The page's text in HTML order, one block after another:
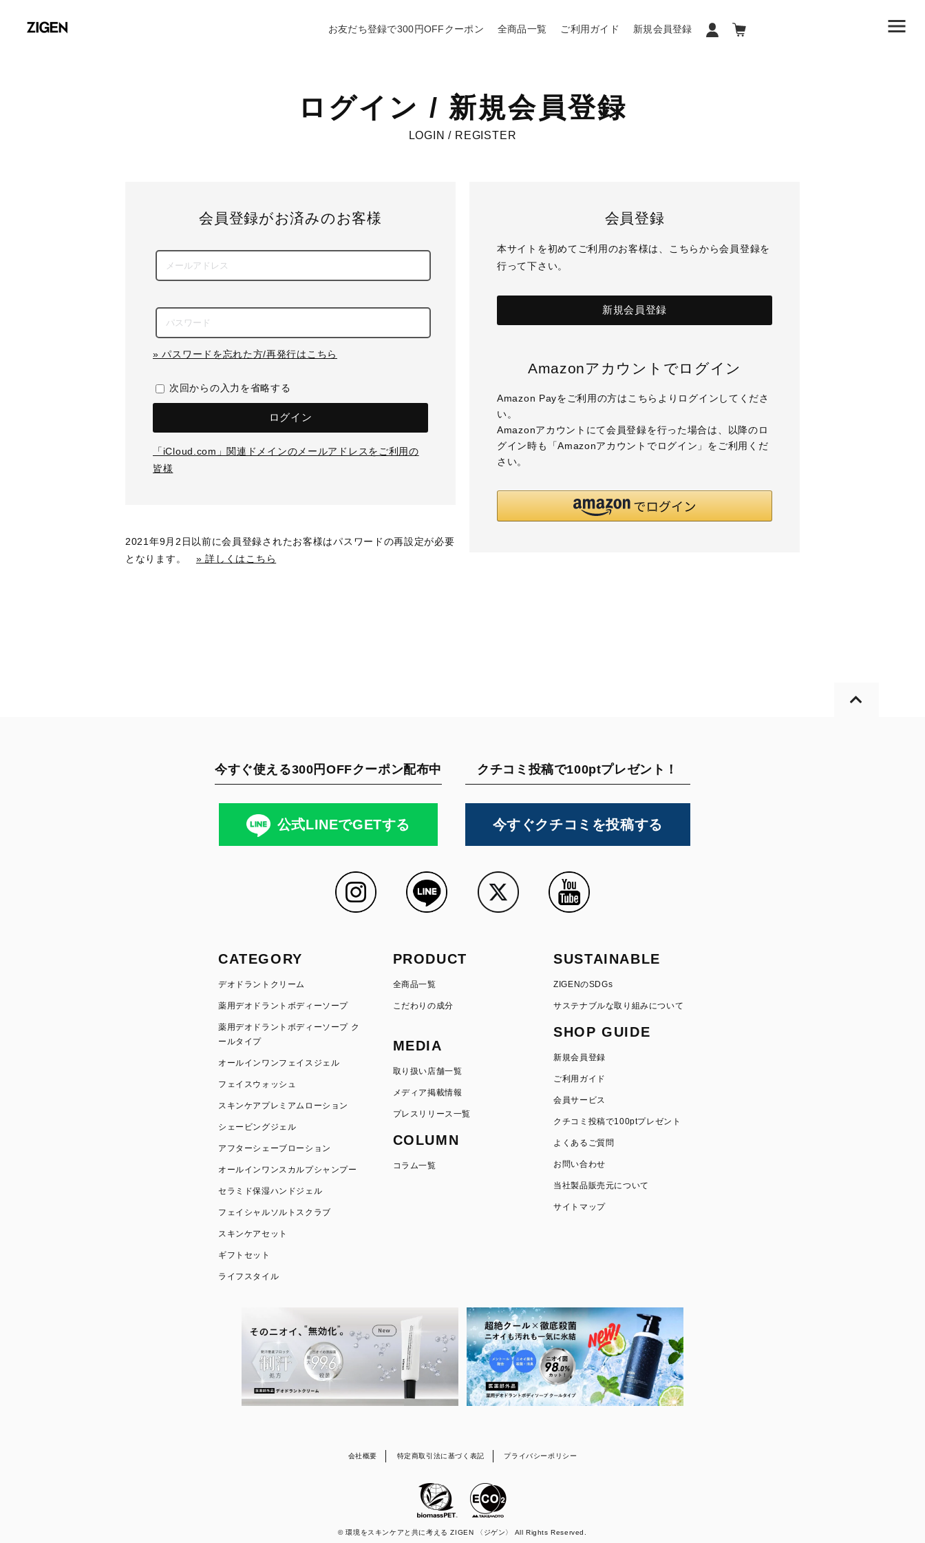
お友だち登録で300円OFFクーポン 全商品一覧 ご利用ガイド 新規会員登録
ログイン / 新規会員登録
LOGIN / REGISTER
会員登録がお済みのお客様
» パスワードを忘れた方/再発行はこちら
次回からの入力を省略する
ログイン
「iCloud.com」関連ドメインのメールアドレスをご利用の
皆様
会員登録
本サイトを初めてご利用のお客様は、こちらから会員登録を
行って下さい。
新規会員登録
Amazonアカウントでログイン
Amazon Payをご利用の方はこちらよりログインしてくださ
い。
Amazonアカウントにて会員登録を行った場合は、以降のロ
グイン時も「Amazonアカウントでログイン」をご利用くだ
さい。
2021年9月2日以前に会員登録されたお客様はパスワードの再設定が必要
となります。 » 詳しくはこちら
今すぐ使える300円OFFクーポン配布中
公式LINEでGETする
クチコミ投稿で100ptプレゼント！
今すぐクチコミを投稿する
CATEGORY
デオドラントクリーム
薬用デオドラントボディーソープ
薬用デオドラントボディーソープ ク
ールタイプ
オールインワンフェイスジェル
フェイスウォッシュ
スキンケアプレミアムローション
シェービングジェル
アフターシェーブローション
オールインワンスカルプシャンプー
セラミド保湿ハンドジェル
フェイシャルソルトスクラブ
スキンケアセット
ギフトセット
ライフスタイル
PRODUCT
全商品一覧
こだわりの成分
MEDIA
取り扱い店舗一覧
メディア掲載情報
プレスリリース一覧
COLUMN
コラム一覧
SUSTAINABLE
ZIGENのSDGs
サステナブルな取り組みについて
SHOP GUIDE
新規会員登録
ご利用ガイド
会員サービス
クチコミ投稿で100ptプレゼント
よくあるご質問
お問い合わせ
当社製品販売元について
サイトマップ
会社概要 特定商取引法に基づく表記 プライバシーポリシー
© 環境をスキンケアと共に考える ZIGEN 〈ジゲン〉 All Rights Reserved.